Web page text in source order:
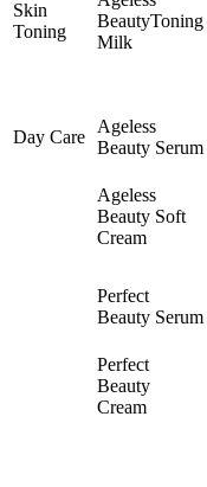
Skin
Toning
BeautyToning
Milk
Day Care
Ageless
Beauty Serum
Ageless
Beauty Soft
Cream
Perfect
Beauty Serum
Perfect
Beauty
Cream